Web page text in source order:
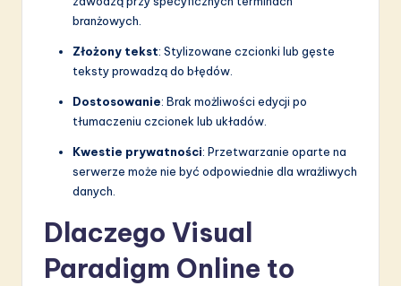
branżowych.
Złożony tekst: Stylizowane czcionki lub gęste
teksty prowadzą do błędów.
Dostosowanie: Brak możliwości edycji po
tłumaczeniu czcionek lub układów.
Kwestie prywatności: Przetwarzanie oparte na
serwerze może nie być odpowiednie dla wrażliwych
danych.
Dlaczego Visual
Paradigm Online to